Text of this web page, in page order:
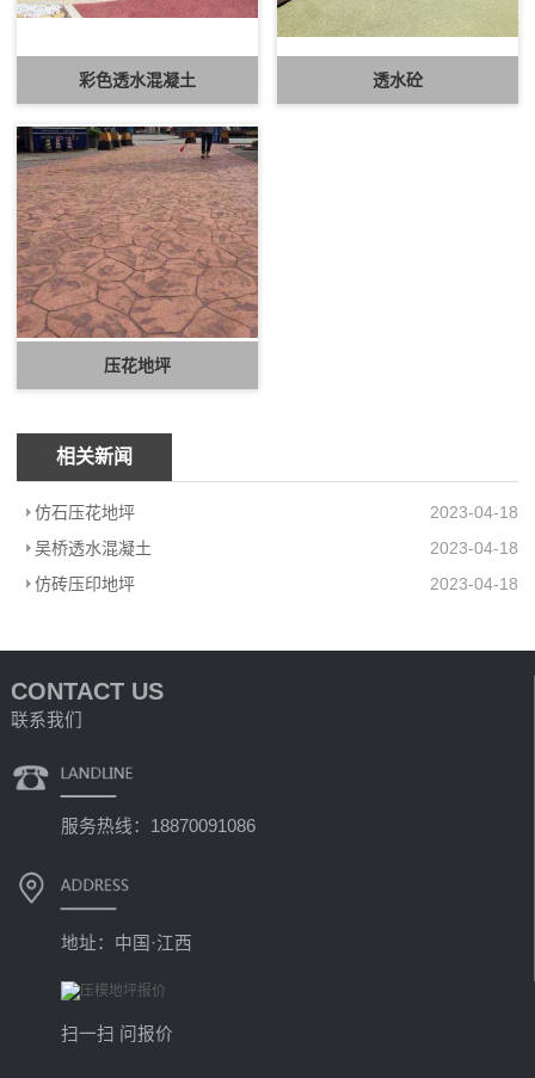
彩色透水混凝土 透水砼
压花地坪
相关新闻
仿石压花地坪
2023-04-18
吴桥透水混凝土
2023-04-18
仿砖压印地坪
2023-04-18
CONTACT US
联系我们
服务热线：18870091086
地址：中国·江西
扫一扫 问报价